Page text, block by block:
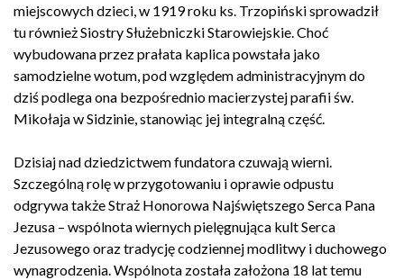
miejscowych dzieci, w 1919 roku ks. Trzopiński sprowadził
tu również Siostry Służebniczki Starowiejskie. Choć
wybudowana przez prałata kaplica powstała jako
samodzielne wotum, pod względem administracyjnym do
dziś podlega ona bezpośrednio macierzystej parafii św.
Mikołaja w Sidzinie, stanowiąc jej integralną część.
Dzisiaj nad dziedzictwem fundatora czuwają wierni.
Szczególną rolę w przygotowaniu i oprawie odpustu
odgrywa także Straż Honorowa Najświętszego Serca Pana
Jezusa – wspólnota wiernych pielęgnująca kult Serca
Jezusowego oraz tradycję codziennej modlitwy i duchowego
wynagrodzenia. Wspólnota została założona 18 lat temu